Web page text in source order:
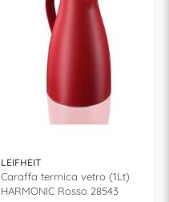
LEIFHEIT
Caraffa termica vetro (1Lt)
HARMONIC Rosso 28543